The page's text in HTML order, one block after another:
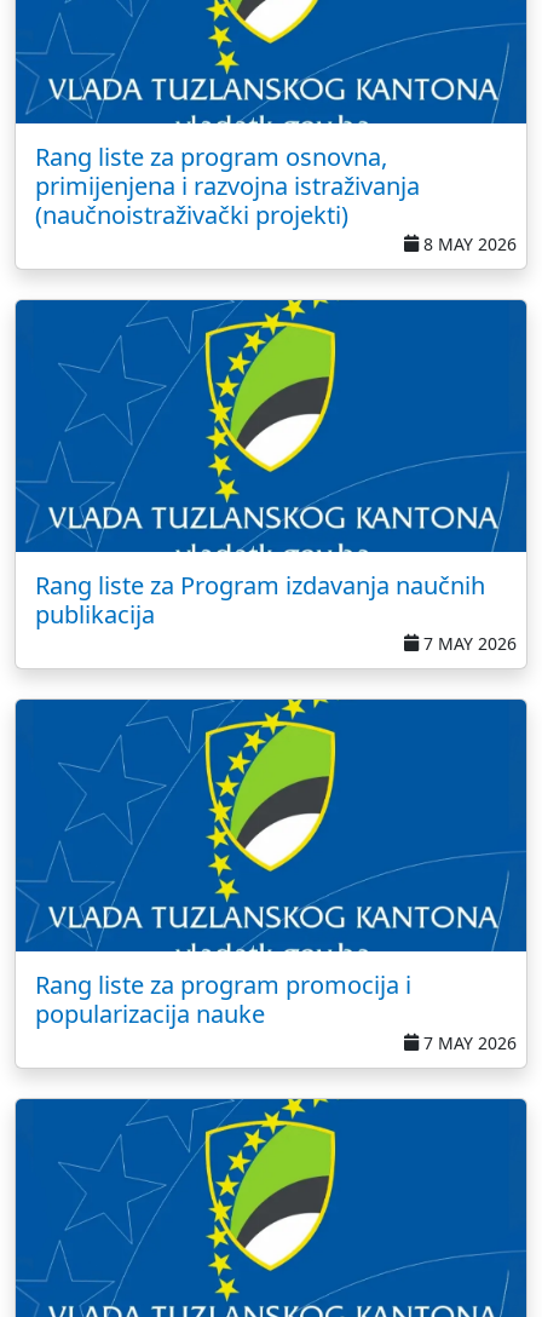
Rang liste za program osnovna,
primijenjena i razvojna istraživanja
(naučnoistraživački projekti)
8 MAY 2026
Rang liste za Program izdavanja naučnih
publikacija
7 MAY 2026
Rang liste za program promocija i
popularizacija nauke
7 MAY 2026